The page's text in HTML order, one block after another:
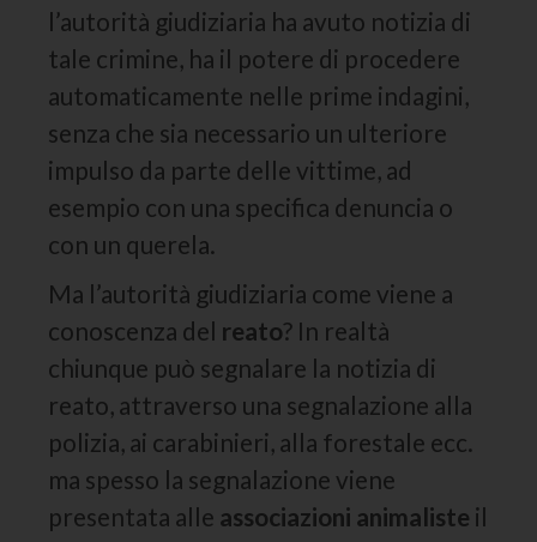
l’autorità giudiziaria ha avuto notizia di
tale crimine, ha il potere di procedere
automaticamente nelle prime indagini,
senza che sia necessario un ulteriore
impulso da parte delle vittime, ad
esempio con una specifica denuncia o
con un querela.
Ma l’autorità giudiziaria come viene a
conoscenza del reato? In realtà
chiunque può segnalare la notizia di
reato, attraverso una segnalazione alla
polizia, ai carabinieri, alla forestale ecc.
ma spesso la segnalazione viene
presentata alle associazioni animaliste il